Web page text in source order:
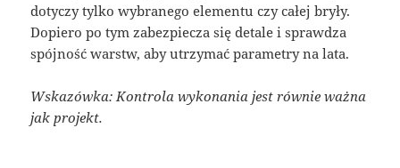
dotyczy tylko wybranego elementu czy całej bryły.
Dopiero po tym zabezpiecza się detale i sprawdza
spójność warstw, aby utrzymać parametry na lata.
Wskazówka: Kontrola wykonania jest równie ważna
jak projekt.